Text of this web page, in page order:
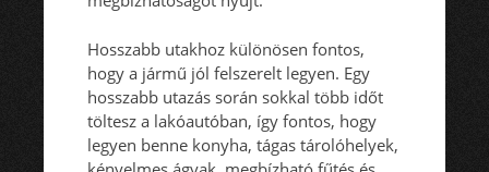
Hosszabb utakhoz különösen fontos,
hogy a jármű jól felszerelt legyen. Egy
hosszabb utazás során sokkal több időt
töltesz a lakóautóban, így fontos, hogy
legyen benne konyha, tágas tárolóhelyek,